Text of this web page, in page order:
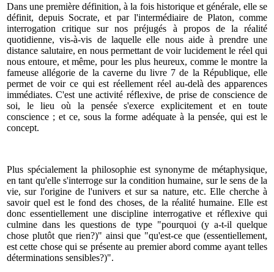
Dans une première définition, à la fois historique et générale, elle se
définit, depuis Socrate, et par l'intermédiaire de Platon, comme
interrogation critique sur nos préjugés à propos de la réalité
quotidienne, vis-à-vis de laquelle elle nous aide à prendre une
distance salutaire, en nous permettant de voir lucidement le réel qui
nous entoure, et même, pour les plus heureux, comme le montre la
fameuse allégorie de la caverne du livre 7 de la République, elle
permet de voir ce qui est réellement réel au-delà des apparences
immédiates. C'est une activité réflexive, de prise de conscience de
soi, le lieu où la pensée s'exerce explicitement et en toute
conscience ; et ce, sous la forme adéquate à la pensée, qui est le
concept.
Plus spécialement la philosophie est synonyme de métaphysique,
en tant qu'elle s'interroge sur la condition humaine, sur le sens de la
vie, sur l'origine de l'univers et sur sa nature, etc. Elle cherche à
savoir quel est le fond des choses, de la réalité humaine. Elle est
donc essentiellement une discipline interrogative et réflexive qui
culmine dans les questions de type "pourquoi (y a-t-il quelque
chose plutôt que rien?)" ainsi que "qu'est-ce que (essentiellement,
est cette chose qui se présente au premier abord comme ayant telles
déterminations sensibles?)".